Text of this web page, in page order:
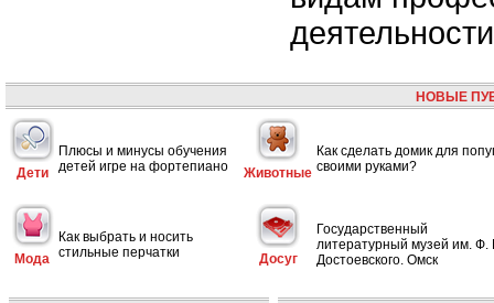
деятельности
НОВЫЕ
Дети
Плюсы и минусы обучения
детей игре на фортепиано
Животные
Как сделать домик для
своими руками?
Мода
Как выбрать и носить
стильные перчатки
Досуг
Государственный
литературный музей им. Ф.
Достоевского. Омск